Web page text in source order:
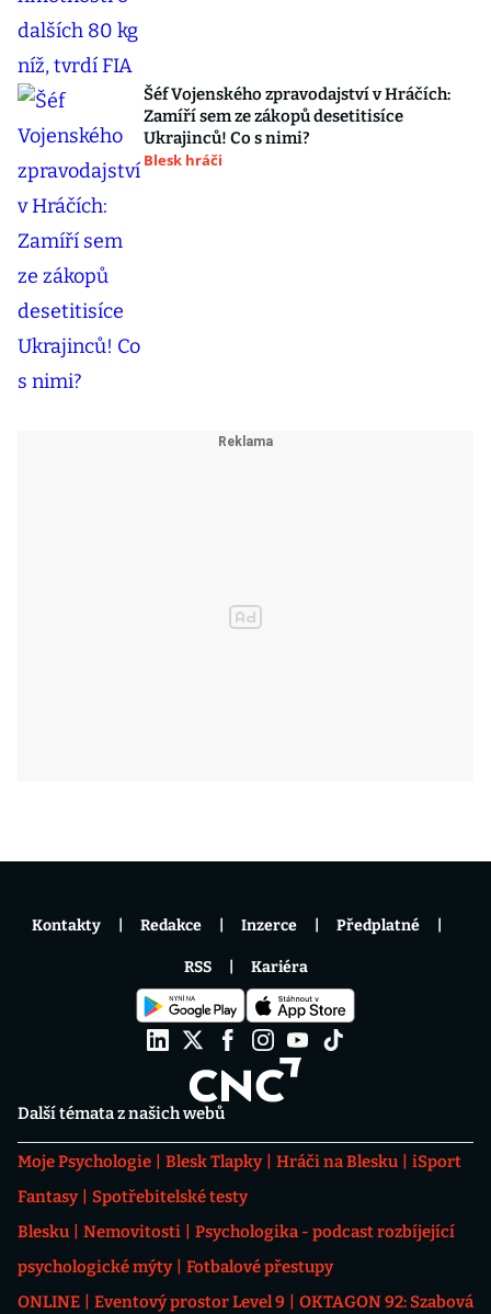
Šéf Vojenského zpravodajství v Hráčích:
Zamíří sem ze zákopů desetitisíce
Ukrajinců! Co s nimi?
Blesk hráči
Další témata z našich webů
Moje Psychologie Blesk Tlapky Hráči na Blesku
iSport
Fantasy
Spotřebitelské testy
Blesku
Nemovitosti
Psychologika - podcast rozbíjející
psychologické mýty
Fotbalové přestupy
ONLINE
Eventový prostor Level 9
OKTAGON 92: Szabová
Kontakty Redakce Inzerce Předplatné
RSS Kariéra